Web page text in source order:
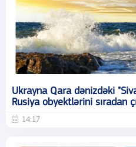
Ukrayna Qara dənizdəki
Rusiya obyektlərini sıradan
14:17